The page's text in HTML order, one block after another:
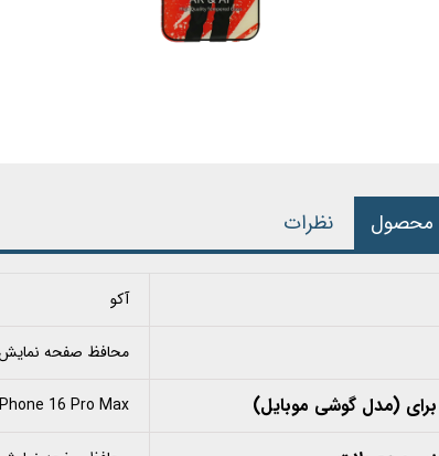
نظرات
آکو
محافظ صفحه
(مدل گوشی موبایل) 16 Pro Max